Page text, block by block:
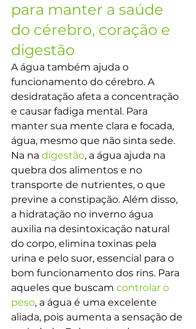
para manter a saúde
do cérebro, coração e
digestão
A água também ajuda o
funcionamento do cérebro. A
desidratação afeta a concentração
e causar fadiga mental. Para
manter sua mente clara e focada,
água, mesmo que não sinta sede.
Na na digestão, a água ajuda na
quebra dos alimentos e no
transporte de nutrientes, o que
previne a constipação. Além disso,
a hidratação no inverno água
auxilia na desintoxicação natural
do corpo, elimina toxinas pela
urina e pelo suor, essencial para o
bom funcionamento dos rins. Para
aqueles que buscam controlar o
peso, a água é uma excelente
aliada, pois aumenta a sensação de